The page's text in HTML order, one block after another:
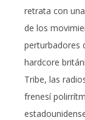
retrata con
de los
perturbadores
hardcore
Tribe, las
frenesí